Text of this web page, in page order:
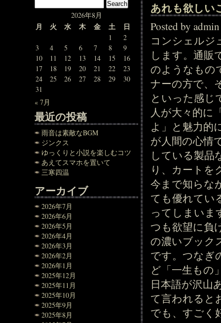
2026年8月
月 火 水 木 金 土 日
1
2
3
4 5 6 7 8
9
10
11 12 13 14 15
16
17
18 19 20 21 22
23
24
25 26 27 28 29
30
31
« 7月
最近の投稿
雨音は素敵なBGM
ジンクス
ゆっくりと小説を楽しむコツ
あえてスマホを置いて
三寒四温
アーカイブ
2026年7月
2026年6月
2026年5月
2026年4月
2026年3月
2026年2月
2026年1月
2025年12月
2025年11月
2025年10月
2025年9月
2025年8月
あれも欲しい
Posted by
コンシェルジ
します。通販
のようなもの
ナーの方で、
といった感じ
人が大々的に
よ」と魅力的
が人間の心情
している製品
り、カートを
今まで知らな
ても優れてい
ってしまい
つも欲望に負
の濃いブック
です。つなぎ
ど「一生もの
日本語が沢山
て言われると
でも、すごく